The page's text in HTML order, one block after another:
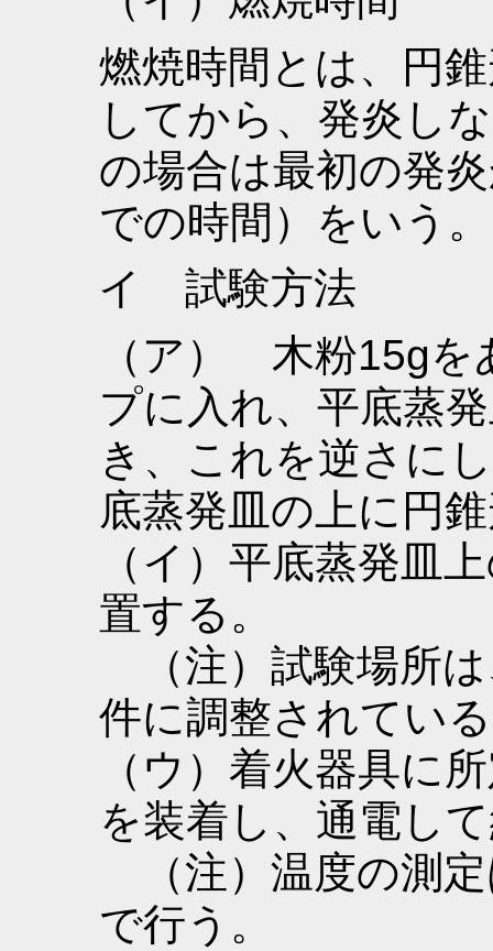
燃焼時間とは、円
してから、発炎し
の場合は最初の発
での時間）をいう。
イ 試験方法
（ア） 木粉15gを
プに入れ、平底蒸
き、これを逆さに
底蒸発皿の上に円
（イ）平底蒸発皿
置する。
（注）試験場所は
件に調整されてい
（ウ）着火器具に
を装着し、通電し
（注）温度の測定
で行う。